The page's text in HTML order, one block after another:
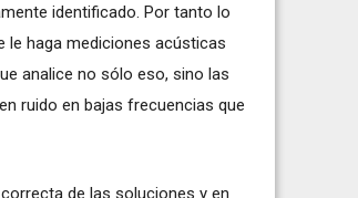
identificado. Por tanto lo
le haga mediciones acústicas
analice no sólo eso, sino las
ruido en bajas frecuencias que
de las soluciones y en